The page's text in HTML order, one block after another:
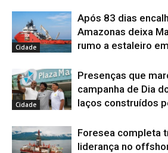
Cidade
Após 83 dias
Amazonas deixa
rumo a estaleiro
Cidade
Presenças que
campanha de Dia
laços construídos
Foresea completa
liderança no